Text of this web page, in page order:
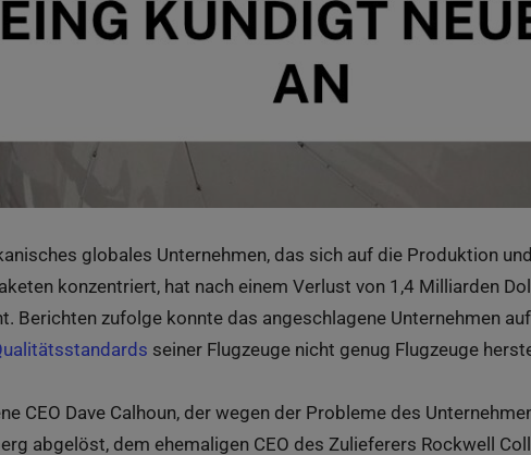
globales Unternehmen, das sich auf die Produktion
konzentriert, hat nach einem Verlust von 1,4 Milliarden
Berichten zufolge konnte das angeschlagene Unternehmen
seiner Flugzeuge nicht genug Flugzeuge
CEO Dave Calhoun, der wegen der Probleme des
abgelöst, dem ehemaligen CEO des Zulieferers Rockwell